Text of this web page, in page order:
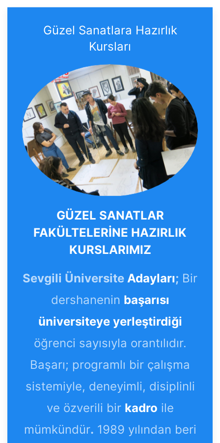
Güzel Sanatlara Hazırlık
Kursları
GÜZEL SANATLAR
FAKÜLTELERİNE HAZIRLIK
KURSLARIMIZ
Sevgili Üniversite Adayları; Bir
dershanenin başarısı
üniversiteye yerleştirdiği
öğrenci sayısıyla orantılıdır.
Başarı; programlı bir çalışma
sistemiyle, deneyimli, disiplinli
ve özverili bir kadro ile
mümkündür. 1989 yılından beri